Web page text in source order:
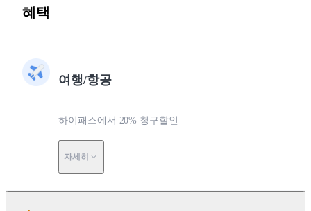
혜택
여행/항공
하이패스에서 20% 청구할인
자세히